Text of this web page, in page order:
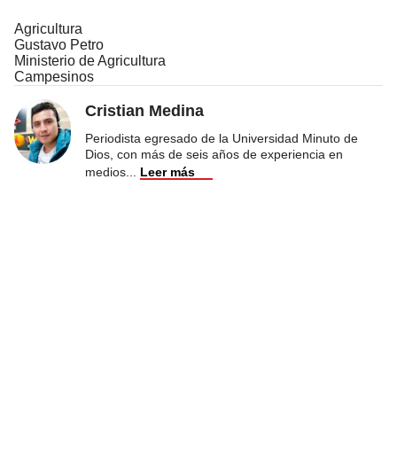
Agricultura
Gustavo Petro
Ministerio de Agricultura
Campesinos
Cristian Medina
Periodista egresado de la Universidad Minuto de
Dios, con más de seis años de experiencia en
medios
Leer más